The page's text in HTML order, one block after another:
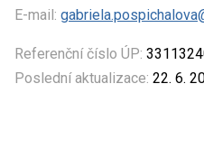
E-mail:
Referenční číslo ÚP:
Poslední aktualizace: 22. 6.